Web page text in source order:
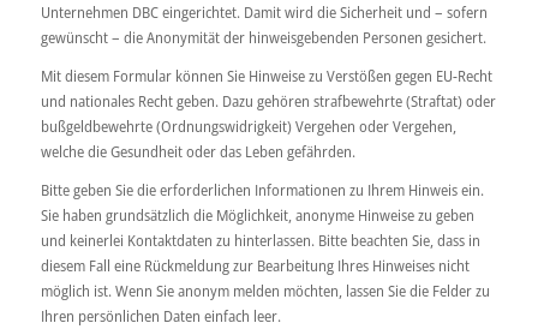
Unternehmen DBC eingerichtet. Damit wird die Sicherheit und – sofern
gewünscht – die Anonymität der hinweisgebenden Personen gesichert.
Mit diesem Formular können Sie Hinweise zu Verstößen gegen EU-Recht
und nationales Recht geben. Dazu gehören strafbewehrte (Straftat) oder
bußgeldbewehrte (Ordnungswidrigkeit) Vergehen oder Vergehen,
welche die Gesundheit oder das Leben gefährden.
Bitte geben Sie die erforderlichen Informationen zu Ihrem Hinweis ein.
Sie haben grundsätzlich die Möglichkeit, anonyme Hinweise zu geben
und keinerlei Kontaktdaten zu hinterlassen. Bitte beachten Sie, dass in
diesem Fall eine Rückmeldung zur Bearbeitung Ihres Hinweises nicht
möglich ist. Wenn Sie anonym melden möchten, lassen Sie die Felder zu
Ihren persönlichen Daten einfach leer.